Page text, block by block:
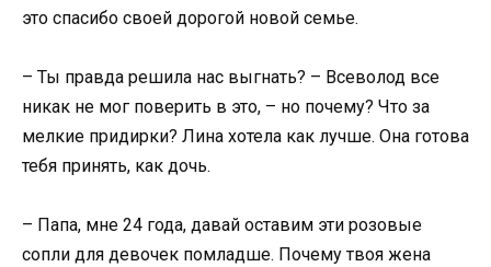
это спасибо своей дорогой новой семье.
– Ты правда решила нас выгнать? – Всеволод все
никак не мог поверить в это, – но почему? Что за
мелкие придирки? Лина хотела как лучше. Она готова
тебя принять, как дочь.
– Папа, мне 24 года, давай оставим эти розовые
сопли для девочек помладше. Почему твоя жена